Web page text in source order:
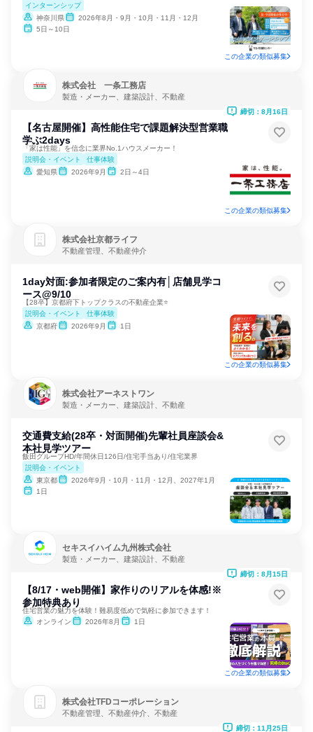
インターンシップ
神奈川県
2026年8月・9月・10月・11月・12月
5日～10日
この企業の類似募集
株式会社 一条工務店
製造・メーカー、建築設計、不動産
【名古屋開催】高性能住宅で課題解決型営業職
学ぶ2days
「家は性能」を信念に業界No.1ハウスメーカー！
説明会・イベント
仕事体験
愛知県
2026年9月 2日～4日
締切：8月16日
この企業の類似募集
株式会社京都ライフ
不動産管理、不動産仲介
1day対面:参加者限定のご案内有│店舗見学コ
ース@9/10
【28卒】京都府下トップクラスの不動産企業⭐
説明会・イベント
仕事体験
京都府
2026年9月 1日
この企業の類似募集
株式会社アーネストワン
製造・メーカー、建築設計、不動産
交通費支給(28卒・対面開催)先輩社員座談会&
本社見学ツアー
飯田グループHD/年間休日126日/住宅手当あり/住宅業界
説明会・イベント
東京都
2026年9月・10月・11月・12月、2027年1月
1日
セキスイハイム九州株式会社
製造・メーカー、建築設計、不動産
【8/17・web開催】家作りのリアルを体感!※
参加特典あり
住宅営業の魅力を体験！難易度低めで気軽に参加できます！
オンライン
2026年8月 1日
締切：8月15日
この企業の類似募集
株式会社TFDコーポレーション
不動産管理、不動産仲介、不動産
締切：11月25日